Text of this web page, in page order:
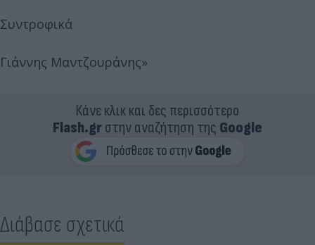
Συντροφικά
Γιάννης Μαντζουράνης»
Κάνε κλικ και δες περισσότερο
Flash.grστην αναζήτηση της Google
Διάβασε σχετικά